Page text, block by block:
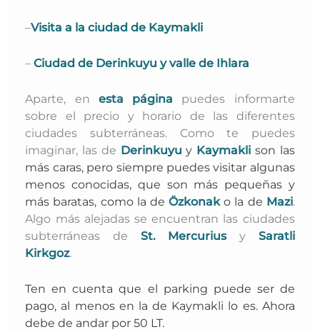
–Visita a la ciudad de Kaymakli
–Ciudad de Derinkuyu y valle de Ihlara
Aparte, en esta página puedes informarte
sobre el precio y horario de las diferentes
ciudades subterráneas. Como te puedes
imaginar, las de Derinkuyu y Kaymakli son las
más caras, pero siempre puedes visitar algunas
menos conocidas, que son más pequeñas y
más baratas, como la deÖzkonako la de Mazi.
Algo más alejadas se encuentran las ciudades
subterráneas de St. Mercuriusy Saratli
Kirkgoz.
Ten en cuenta que el parking puede ser de
pago, al menos en la de Kaymakli lo es. Ahora
debe de andar por 50 LT.